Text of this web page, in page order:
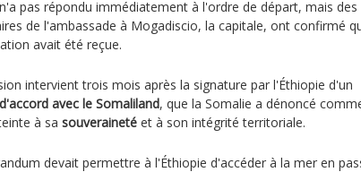
pas répondu immédiatement à l'ordre de départ, mais des
de l'ambassade à Mogadiscio, la capitale, ont confirmé
avait été reçue.
intervient trois mois après la signature par l'Éthiopie d'un
avec le Somaliland, que la Somalie a dénoncé
à sa souveraineté et à son intégrité territoriale.
devait permettre à l'Éthiopie d'accéder à la mer en